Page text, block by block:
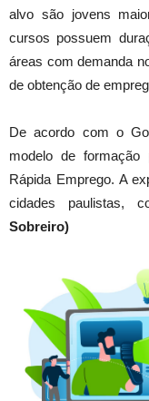
alvo são jovens
cursos possuem
áreas com demanda
de obtenção de
De acordo com o
modelo de formação
Rápida Emprego. A
cidades paulistas,
Sobreiro)